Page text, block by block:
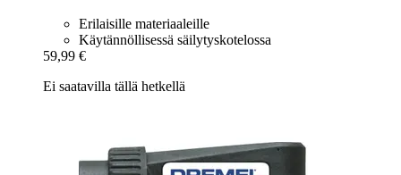
Erilaisille materiaaleille
Käytännöllisessä säilytyskotelossa
59,99 €
Ei saatavilla tällä hetkellä